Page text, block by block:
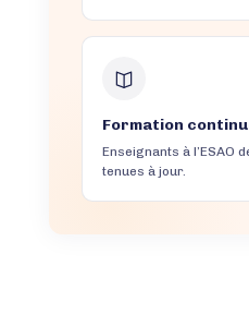
Formation
Enseignants à l’ESAO
tenues à jour.